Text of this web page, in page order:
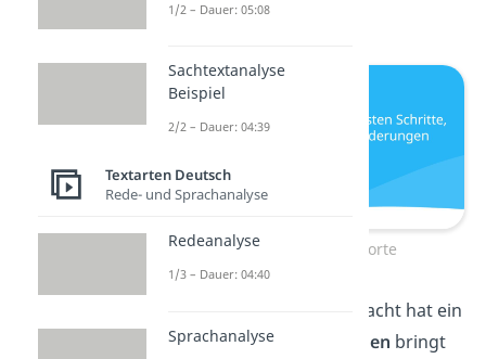
führen.”
Aufmunternde Worte
„Auch die längste Nacht hat ein
Ende, und der
Morgen bringt
1/2 – Dauer: 05:08
Sachtextanalyse
Beispiel
2/2 – Dauer: 04:39
Textarten Deutsch
Rede- und Sprachanalyse
Redeanalyse
1/3 – Dauer: 04:40
Sprachanalyse